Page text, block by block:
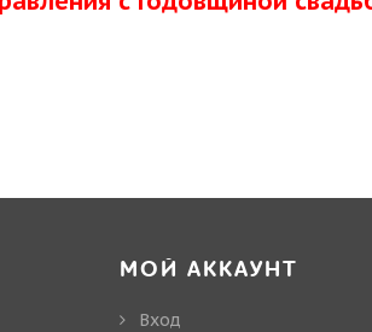
МОЙ АККАУНТ
Вход